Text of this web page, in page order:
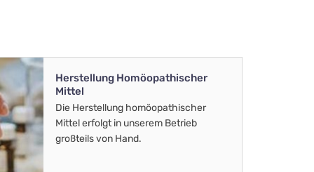
Herstellung Homöopathischer
Mittel
Die Herstellung homöopathischer
Mittel erfolgt in unserem Betrieb
großteils von Hand.